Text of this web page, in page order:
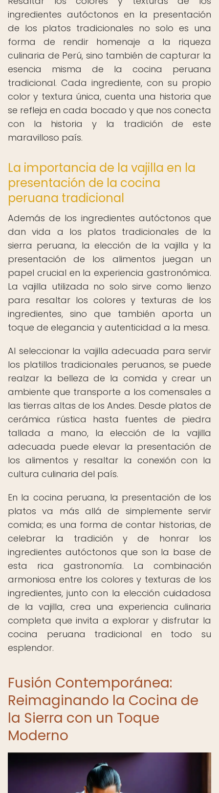
ingredientes autóctonos en la presentación
de los platos tradicionales no solo es una
forma de rendir homenaje a la riqueza
culinaria de Perú, sino también de capturar la
esencia misma de la cocina peruana
tradicional. Cada ingrediente, con su propio
color y textura única, cuenta una historia que
se refleja en cada bocado y que nos conecta
con la historia y la tradición de este
maravilloso país.
La importancia de la vajilla en la
presentación de la cocina
peruana tradicional
Además de los ingredientes autóctonos que
dan vida a los platos tradicionales de la
sierra peruana, la elección de la vajilla y la
presentación de los alimentos juegan un
papel crucial en la experiencia gastronómica.
La vajilla utilizada no solo sirve como lienzo
para resaltar los colores y texturas de los
ingredientes, sino que también aporta un
toque de elegancia y autenticidad a la mesa.
Al seleccionar la vajilla adecuada para servir
los platillos tradicionales peruanos, se puede
realzar la belleza de la comida y crear un
ambiente que transporte a los comensales a
las tierras altas de los Andes. Desde platos de
cerámica rústica hasta fuentes de piedra
tallada a mano, la elección de la vajilla
adecuada puede elevar la presentación de
los alimentos y resaltar la conexión con la
cultura culinaria del país.
En la cocina peruana, la presentación de los
platos va más allá de simplemente servir
comida; es una forma de contar historias, de
celebrar la tradición y de honrar los
ingredientes autóctonos que son la base de
esta rica gastronomía. La combinación
armoniosa entre los colores y texturas de los
ingredientes, junto con la elección cuidadosa
de la vajilla, crea una experiencia culinaria
completa que invita a explorar y disfrutar la
cocina peruana tradicional en todo su
esplendor.
Fusión Contemporánea:
Reimaginando la Cocina de
la Sierra con un Toque
Moderno